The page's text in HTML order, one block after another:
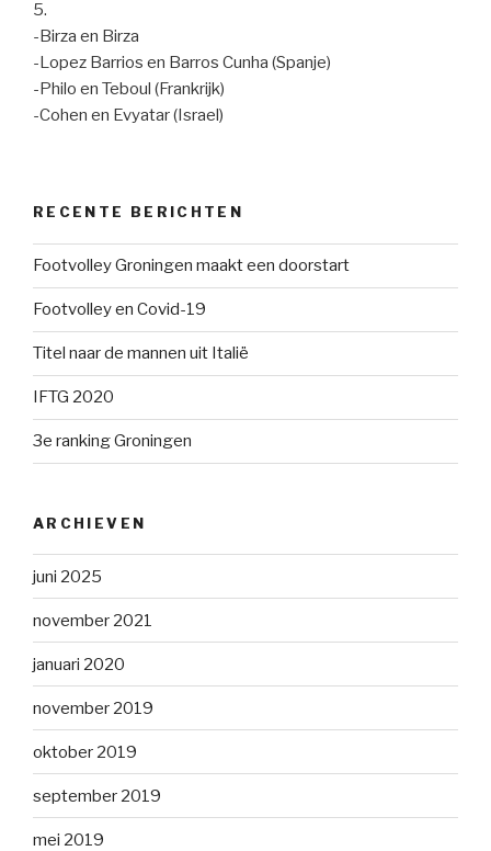
5.
-Birza en Birza
-Lopez Barrios en Barros Cunha (Spanje)
-Philo en Teboul (Frankrijk)
-Cohen en Evyatar (Israel)
RECENTE BERICHTEN
Footvolley Groningen maakt een doorstart
Footvolley en Covid-19
Titel naar de mannen uit Italië
IFTG 2020
3e ranking Groningen
ARCHIEVEN
juni 2025
november 2021
januari 2020
november 2019
oktober 2019
september 2019
mei 2019